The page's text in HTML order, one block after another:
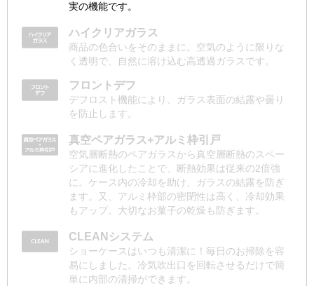
実の機能です。
ハイクリアガラス
商品の色合いをそのままに。空気のように限りな
く透明で、自然に溶け込む高透過ガラスです。
フロントデフ
デフロスト機能により、ガラス表面の結露や曇り
を防止します。
真空ペアガラス+アルミ枠引戸
空気層断熱のペアガラスから真空層断熱のスペー
シアに進化したことで、断熱効果は従来の2倍強
に。ケース内の冷却を助け、ガラスの結露を防ぎ
ます。又、アルミ枠部の密閉性は高く、冷却効果
もアップ。大切なお菓子の乾燥も防ぎます。
CLEANシステム
ショーケースはいつも清潔に！毎日のお掃除を容
易にしました。冷気吹出口を回転させるだけで簡
単に内部の清掃ができます。